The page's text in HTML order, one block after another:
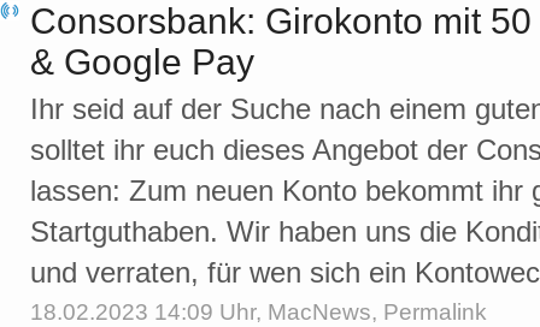
Consorsbank: Girokonto mit
& Google Pay
Ihr seid auf der Suche nach einem
solltet ihr euch dieses Angebot der
lassen: Zum neuen Konto bekommt ihr
Startguthaben. Wir haben uns die
und verraten, für wen sich ein
18.02.2023 14:09 Uhr, MacNews, Permalink